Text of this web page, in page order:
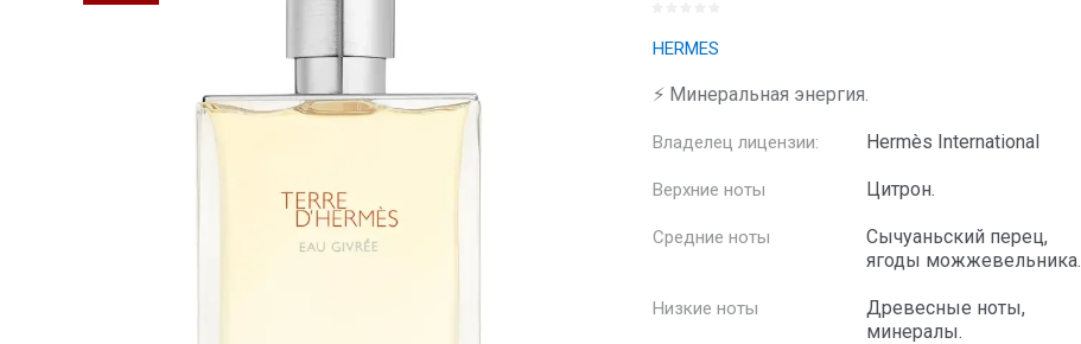
HERMES
⚡ Минеральная энергия.
Владелец лицензии: Hermès International
Верхние ноты Цитрон.
Средние ноты
Сычуаньский перец,
ягоды можжевельника.
Низкие ноты
Древесные ноты,
минералы.